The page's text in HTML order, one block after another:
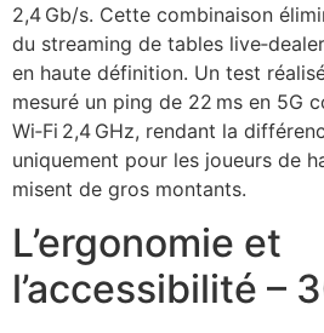
2,4 Gb/s. Cette combinaison
du streaming de tables
en haute définition. Un test
mesuré un ping de 22 ms en 5G
Wi‑Fi 2,4 GHz, rendant la
uniquement pour les joueurs de
misent de gros montants.
L’ergonomie et
l’accessibilité –